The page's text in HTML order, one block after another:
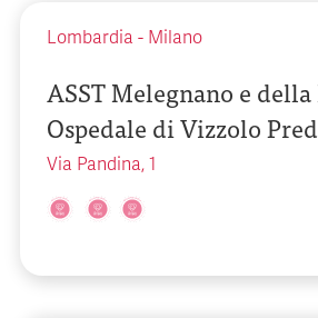
Lombardia - Milano
ASST Melegnano e
Ospedale di Vizzolo
Via Pandina, 1